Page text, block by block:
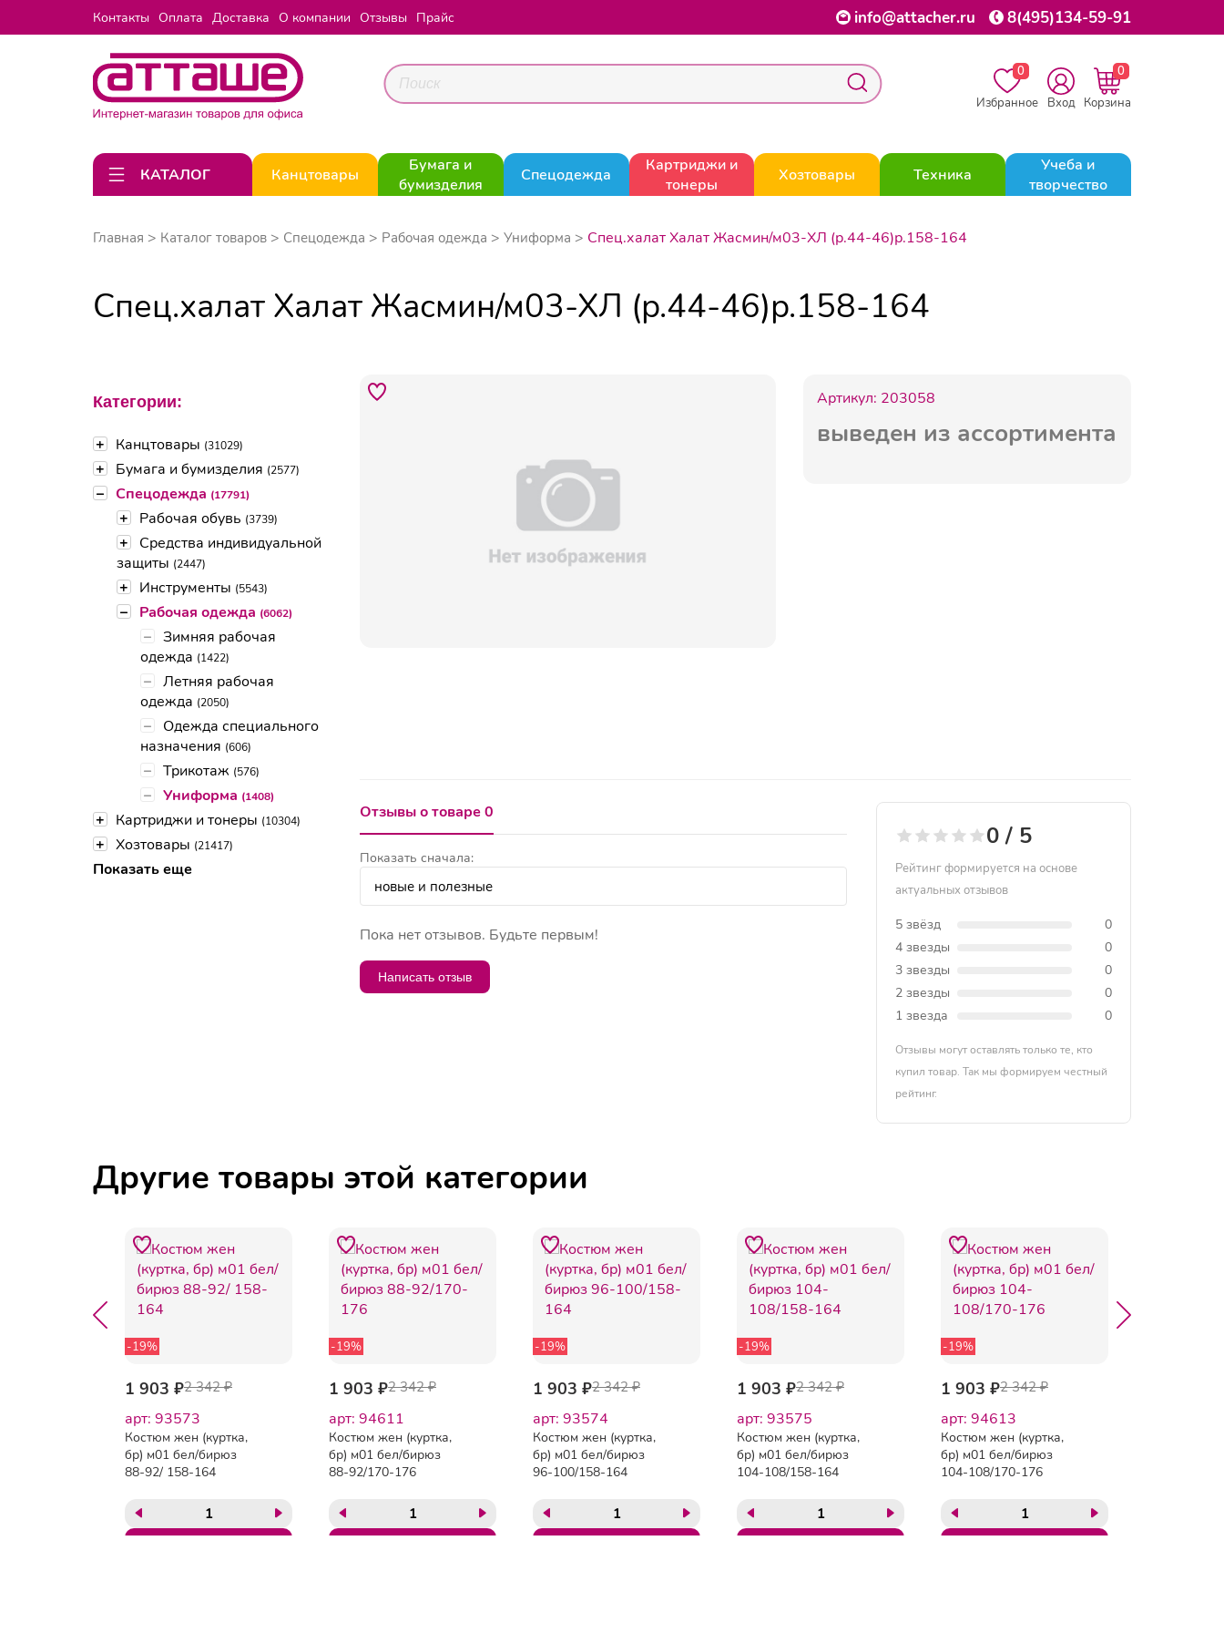
Контакты Оплата Доставка О компании Отзывы Прайс info@attacher.ru 8(495)134-59-91
0
Избранное
Вход
0
Корзина
КАТАЛОГ Канцтовары
Бумага и
бумизделия
Спецодежда
Картриджи и
тонеры
Хозтовары Техника
Учеба и
творчество
Главная Каталог товаров Спецодежда Рабочая одежда Униформа Спец.халат Халат Жасмин/м03-ХЛ (р.44-46)р.158-164
Категории:
+ Канцтовары (31029)
+ Бумага и бумизделия (2577)
– Спецодежда (17791)
+ Рабочая обувь (3739)
+
Средства индивидуальной
защиты (2447)
+ Инструменты (5543)
– Рабочая одежда (6062)
– Зимняя рабочая
одежда (1422)
– Летняя рабочая
одежда (2050)
–
Одежда специального
назначения (606)
– Трикотаж (576)
– Униформа (1408)
+ Картриджи и тонеры (10304)
+ Хозтовары (21417)
Показать еще
Спец.халат Халат Жасмин/м03-ХЛ (р.44-46)р.158-164
Артикул: 203058
выведен из ассортимента
Отзывы о товаре 0
Показать сначала:
Пока нет отзывов. Будьте первым!
Написать отзыв
0 / 5
Рейтинг формируется на основе
актуальных отзывов
5 звёзд
0
4 звезды
0
3 звезды
0
2 звезды
0
1 звезда
0
Отзывы могут оставлять только те, кто
купил товар. Так мы формируем честный
рейтинг.
Другие товары этой категории
-19%
1 903 ₽2 342 ₽
арт: 93573
Костюм жен (куртка,
бр) м01 бел/бирюз
88-92/ 158-164
-19%
1 903 ₽2 342 ₽
арт: 94611
Костюм жен (куртка,
бр) м01 бел/бирюз
88-92/170-176
-19%
1 903 ₽2 342 ₽
арт: 93574
Костюм жен (куртка,
бр) м01 бел/бирюз
96-100/158-164
-19%
1 903 ₽2 342 ₽
арт: 93575
Костюм жен (куртка,
бр) м01 бел/бирюз
104-108/158-164
-19%
1 903 ₽2 342 ₽
арт: 94613
Костюм жен (куртка,
бр) м01 бел/бирюз
104-108/170-176